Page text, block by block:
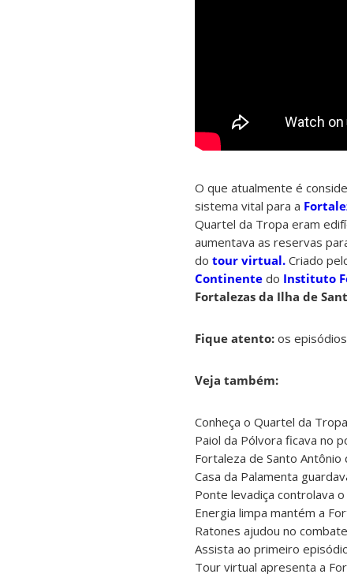
O que atualmente é
sistema vital para a
Quartel da Tropa eram
aumentava as reservas
do tour virtual. Criado
Continente do Instituto
Fortalezas da Ilha de
Fique atento: os
Veja também:
Conheça o Quartel da
Paiol da Pólvora ficava no
Fortaleza de Santo
Casa da Palamenta
Ponte levadiça controlava
Energia limpa mantém a
Ratones ajudou no
Assista ao primeiro
Tour virtual apresenta a